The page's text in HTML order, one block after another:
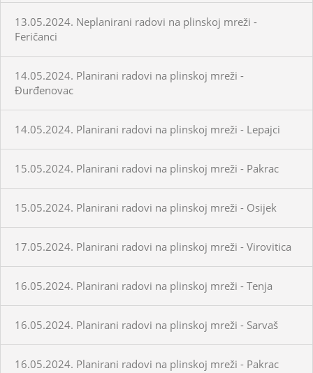
13.05.2024. Neplanirani radovi na plinskoj mreži -
Feričanci
14.05.2024. Planirani radovi na plinskoj mreži -
Đurđenovac
14.05.2024. Planirani radovi na plinskoj mreži - Lepajci
15.05.2024. Planirani radovi na plinskoj mreži - Pakrac
15.05.2024. Planirani radovi na plinskoj mreži - Osijek
17.05.2024. Planirani radovi na plinskoj mreži - Virovitica
16.05.2024. Planirani radovi na plinskoj mreži - Tenja
16.05.2024. Planirani radovi na plinskoj mreži - Sarvaš
16.05.2024. Planirani radovi na plinskoj mreži - Pakrac